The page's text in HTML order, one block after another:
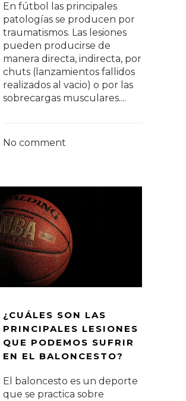
En fútbol las principales
patologías se producen por
traumatismos. Las lesiones
pueden producirse de
manera directa, indirecta, por
chuts (lanzamientos fallidos
realizados al vacio) o por las
sobrecargas musculares....
No comment
¿CUÁLES SON LAS
PRINCIPALES LESIONES
QUE PODEMOS SUFRIR
EN EL BALONCESTO?
El baloncesto es un deporte
que se practica sobre